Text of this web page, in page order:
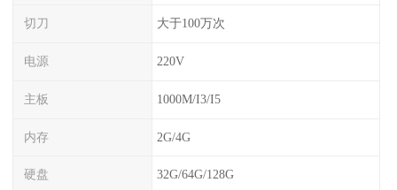
切刀 大于100万次
电源 220V
主板 1000M/I3/I5
内存 2G/4G
硬盘 32G/64G/128G